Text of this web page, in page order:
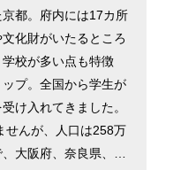
都。府内には17カ所
化財がいたるところ
校が多い点も特徴
プ。全国から学生が
け入れてきました。
せんが、人口は258万
大阪府、奈良県、三